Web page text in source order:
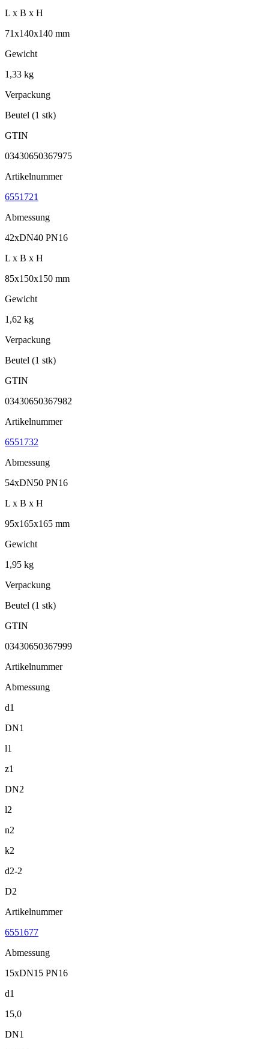
L x B x H
71x140x140 mm
Gewicht
1,33 kg
Verpackung
Beutel (1 stk)
GTIN
03430650367975
Artikelnummer
6551721
Abmessung
42xDN40 PN16
L x B x H
85x150x150 mm
Gewicht
1,62 kg
Verpackung
Beutel (1 stk)
GTIN
03430650367982
Artikelnummer
6551732
Abmessung
54xDN50 PN16
L x B x H
95x165x165 mm
Gewicht
1,95 kg
Verpackung
Beutel (1 stk)
GTIN
03430650367999
Artikelnummer
Abmessung
d1
DN1
l1
z1
DN2
l2
n2
k2
d2-2
D2
Artikelnummer
6551677
Abmessung
15xDN15 PN16
d1
15,0
DN1